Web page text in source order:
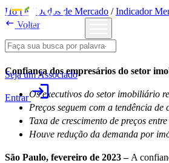
Seja um Associado
Entrarlogin
Home/Dados de Mercado /Indicador
 Voltar
4ºTrimestre 2022
Confiança dos empresários do setor
Os executivos do setor imobiliário
Preços seguem com a tendência
Taxa de crescimento de preços
Houve redução da demanda por
São Paulo, fevereiro de 2023 – A